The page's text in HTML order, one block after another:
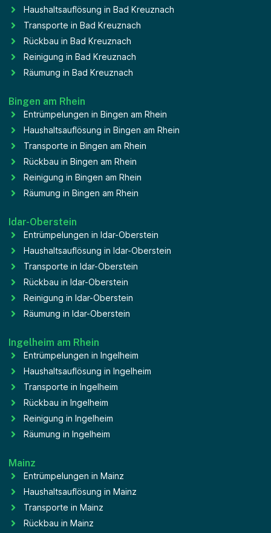
Haushaltsauflösung in Bad Kreuznach
Transporte in Bad Kreuznach
Rückbau in Bad Kreuznach
Reinigung in Bad Kreuznach
Räumung in Bad Kreuznach
Bingen am Rhein
Entrümpelungen in Bingen am Rhein
Haushaltsauflösung in Bingen am Rhein
Transporte in Bingen am Rhein
Rückbau in Bingen am Rhein
Reinigung in Bingen am Rhein
Räumung in Bingen am Rhein
Idar-Oberstein
Entrümpelungen in Idar-Oberstein
Haushaltsauflösung in Idar-Oberstein
Transporte in Idar-Oberstein
Rückbau in Idar-Oberstein
Reinigung in Idar-Oberstein
Räumung in Idar-Oberstein
Ingelheim am Rhein
Entrümpelungen in Ingelheim
Haushaltsauflösung in Ingelheim
Transporte in Ingelheim
Rückbau in Ingelheim
Reinigung in Ingelheim
Räumung in Ingelheim
Mainz
Entrümpelungen in Mainz
Haushaltsauflösung in Mainz
Transporte in Mainz
Rückbau in Mainz